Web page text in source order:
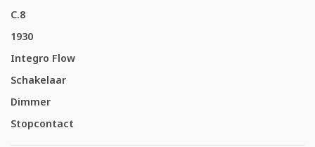
C.8
1930
Integro Flow
Schakelaar
Dimmer
Stopcontact